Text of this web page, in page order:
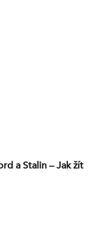
a Stalin – Jak žít